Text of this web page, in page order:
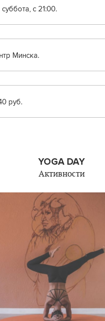
суббота, с 21:00.
Минска.
руб.
YOGA DAY
Активности